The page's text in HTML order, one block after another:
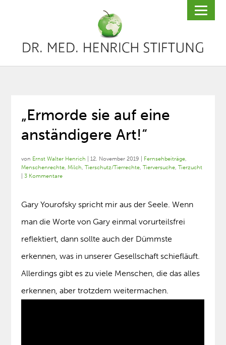
„Ermorde sie auf eine
anständigere Art!“
von Ernst Walter Henrich |12. November 2019 Fernsehbeiträge,
Menschenrechte, Milch,Tierschutz/Tierrechte,Tierversuche,Tierzucht
|3 Kommentare
Gary Yourofsky spricht mir aus der Seele. Wenn
man die Worte von Gary einmal vorurteilsfrei
reflektiert, dann sollte auch der Dümmste
erkennen, was in unserer Gesellschaft schiefläuft.
Allerdings gibt es zu viele Menschen, die das alles
erkennen, aber trotzdem weitermachen.